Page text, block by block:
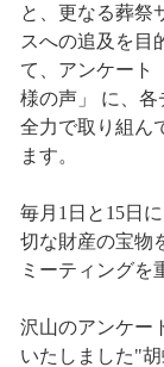
と、更なる葬祭
スへの追及を目
て、アンケート
様の声」 に、各
全力で取り組ん
ます。
毎月1日と15日
切な財産の宝物
ミーティングを
沢山のアンケー
いたしました"